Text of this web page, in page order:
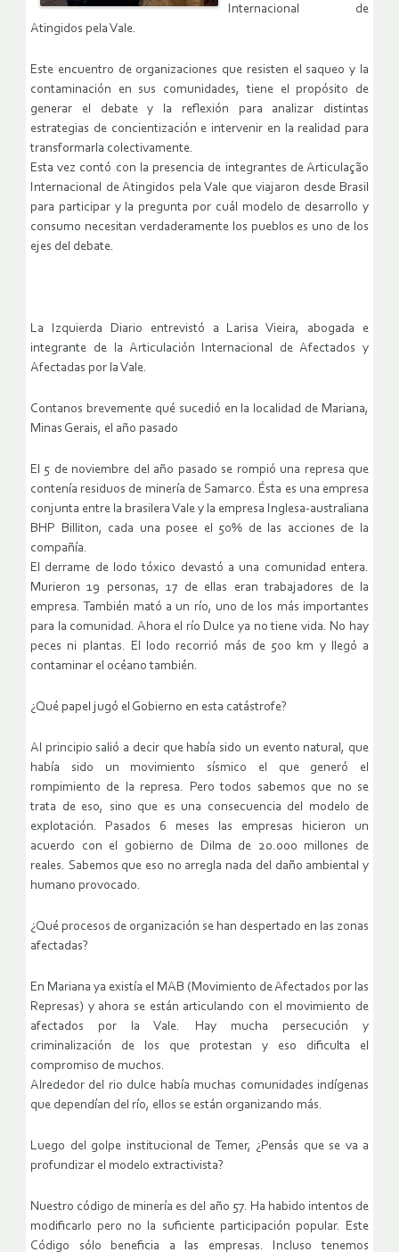
Internacional de
Atingidos pela Vale.
Este encuentro de organizaciones que resisten el saqueo y la
contaminación en sus comunidades, tiene el propósito de
generar el debate y la reflexión para analizar distintas
estrategias de concientización e intervenir en la realidad para
transformarla colectivamente.
Esta vez contó con la presencia de integrantes de Articulação
Internacional de Atingidos pela Vale que viajaron desde Brasil
para participar y la pregunta por cuál modelo de desarrollo y
consumo necesitan verdaderamente los pueblos es uno de los
ejes del debate.
La Izquierda Diario entrevistó a Larisa Vieira, abogada e
integrante de la Articulación Internacional de Afectados y
Afectadas por la Vale.
Contanos brevemente qué sucedió en la localidad de Mariana,
Minas Gerais, el año pasado
El 5 de noviembre del año pasado se rompió una represa que
contenía residuos de minería de Samarco. Ésta es una empresa
conjunta entre la brasilera Vale y la empresa Inglesa-australiana
BHP Billiton, cada una posee el 50% de las acciones de la
compañía.
El derrame de lodo tóxico devastó a una comunidad entera.
Murieron 19 personas, 17 de ellas eran trabajadores de la
empresa. También mató a un río, uno de los más importantes
para la comunidad. Ahora el río Dulce ya no tiene vida. No hay
peces ni plantas. El lodo recorrió más de 500 km y llegó a
contaminar el océano también.
¿Qué papel jugó el Gobierno en esta catástrofe?
Al principio salió a decir que había sido un evento natural, que
había sido un movimiento sísmico el que generó el
rompimiento de la represa. Pero todos sabemos que no se
trata de eso, sino que es una consecuencia del modelo de
explotación. Pasados 6 meses las empresas hicieron un
acuerdo con el gobierno de Dilma de 20.000 millones de
reales. Sabemos que eso no arregla nada del daño ambiental y
humano provocado.
¿Qué procesos de organización se han despertado en las zonas
afectadas?
En Mariana ya existía el MAB (Movimiento de Afectados por las
Represas) y ahora se están articulando con el movimiento de
afectados por la Vale. Hay mucha persecución y
criminalización de los que protestan y eso dificulta el
compromiso de muchos.
Alrededor del rio dulce había muchas comunidades indígenas
que dependían del río, ellos se están organizando más.
Luego del golpe institucional de Temer, ¿Pensás que se va a
profundizar el modelo extractivista?
Nuestro código de minería es del año 57. Ha habido intentos de
modificarlo pero no la suficiente participación popular. Este
Código sólo beneficia a las empresas. Incluso tenemos